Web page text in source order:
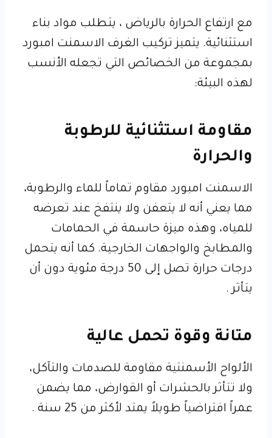
مع ارتفاع الحرارة بالرياض ، يتطلب مواد بناء
استثنائية. يتميز تركيب الغرف الاسمنت امبورد
بمجموعة من الخصائص التي تجعله الأنسب
لهذه البيئة:
مقاومة استثنائية للرطوبة
والحرارة
الاسمنت امبورد مقاوم تماماً للماء والرطوبة،
مما يعني أنه لا يتعفن ولا ينتفخ عند تعرضه
للمياه، وهذه ميزة حاسمة في الحمامات
والمطابخ والواجهات الخارجية. كما أنه يتحمل
درجات حرارة تصل إلى 50 درجة مئوية دون أن
يتأثر .
متانة وقوة تحمل عالية
الألواح الأسمنتية مقاومة للصدمات والتآكل،
ولا تتأثر بالحشرات أو القوارض، مما يضمن
عمراً افتراضياً طويلاً يمتد لأكثر من 25 سنة .